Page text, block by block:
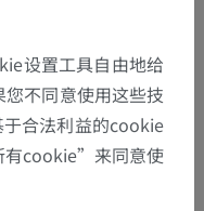
设置工具自由地给
不同意使用这些技
合法利益的cookie
有cookie”来同意使